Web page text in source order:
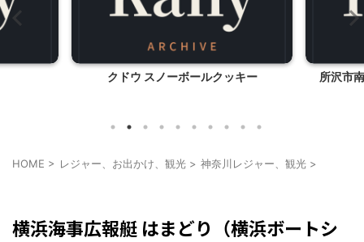
所沢市南入曽 電車夏まつり（西武鉄
HOME > レジャー、お出かけ、観光 > 神奈川レジャー、観光 >
横浜海事広報艇 はまどり（横浜ボートシ